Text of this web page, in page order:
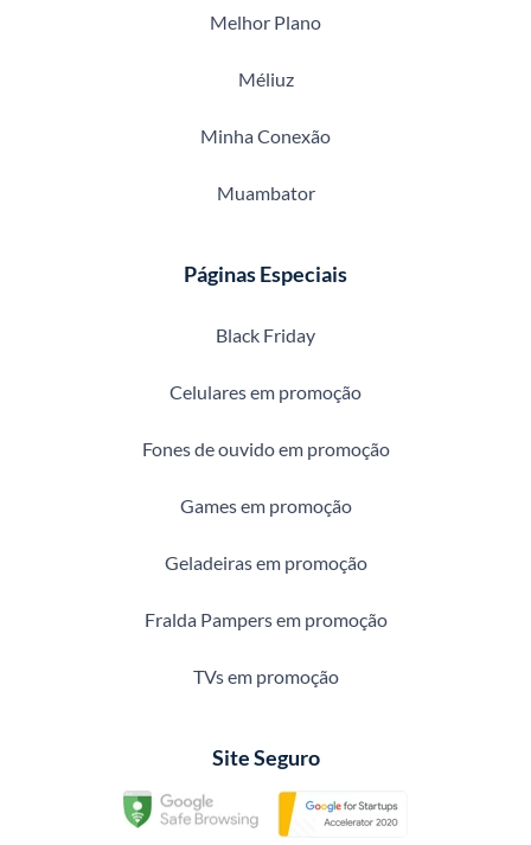
Melhor Plano
Méliuz
Minha Conexão
Muambator
Páginas Especiais
Black Friday
Celulares em promoção
Fones de ouvido em promoção
Games em promoção
Geladeiras em promoção
Fralda Pampers em promoção
TVs em promoção
Site Seguro